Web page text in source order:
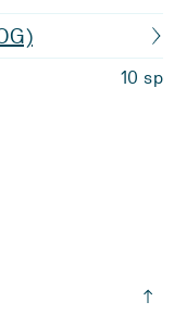
10 sp